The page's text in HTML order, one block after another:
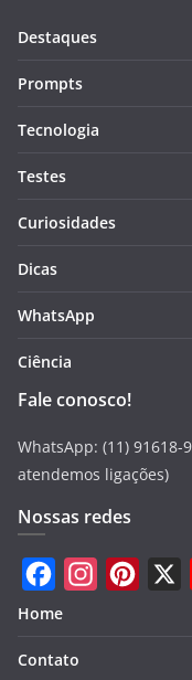
Destaques
Prompts
Tecnologia
Testes
Curiosidades
Dicas
WhatsApp
Ciência
Fale conosco!
WhatsApp: (11) 91618-
atendemos ligações)
Nossas redes
F
c
s
Home
Contato